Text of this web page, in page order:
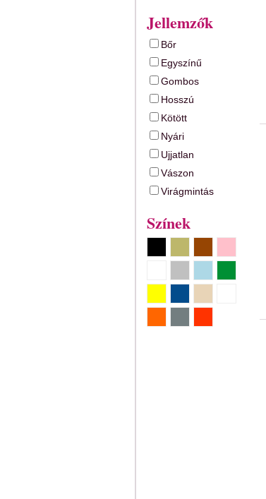
Jellemzők
Bőr
Egyszínű
Gombos
Hosszú
Kötött
Nyári
Ujjatlan
Vászon
Virágmintás
Színek